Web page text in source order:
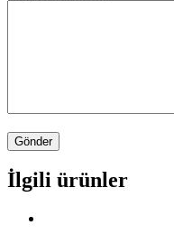
İlgili ürünler